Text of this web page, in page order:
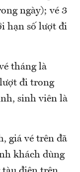
ngày); vé 3
hạn số lượt đi
tháng là
đi trong
sinh viên là
giá vé trên đã
khách dùng